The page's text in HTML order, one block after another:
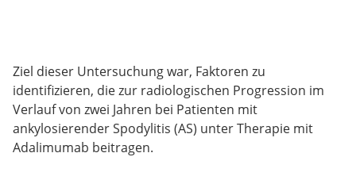
Ziel dieser Untersuchung war, Faktoren zu
identifizieren, die zur radiologischen Progression im
Verlauf von zwei Jahren bei Patienten mit
ankylosierender Spodylitis (AS) unter Therapie mit
Adalimumab beitragen.